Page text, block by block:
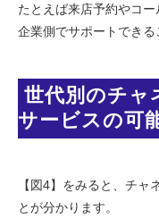
たとえば来店予約やコ
企業側でサポートできる
サービスの可
【図4】をみると、チャ
とが分かります。